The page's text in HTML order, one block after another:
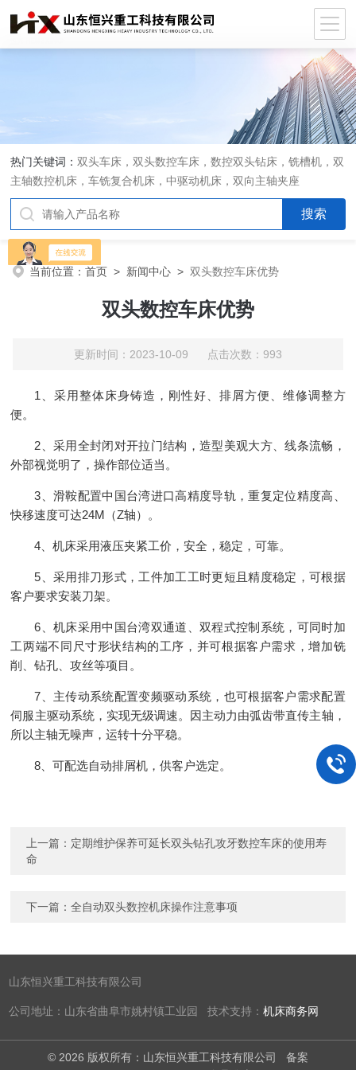
热门关键词：双头车床，双头数控车床，数控双头钻床，铣槽机，双
主轴数控机床，车铣复合机床，中驱动机床，双向主轴夹座
当前位置：首页 > 新闻中心 >双头数控车床优势
双头数控车床优势
更新时间：2023-10-09 点击次数：993
1、采用整体床身铸造，刚性好、排屑方便、维修调整方
便。
2、采用全封闭对开拉门结构，造型美观大方、线条流畅，
外部视觉明了，操作部位适当。
3、滑鞍配置中国台湾进口高精度导轨，重复定位精度高、
快移速度可达24M（Z轴）。
4、机床采用液压夹紧工价，安全，稳定，可靠。
5、采用排刀形式，工件加工工时更短且精度稳定，可根据
客户要求安装刀架。
6、机床采用中国台湾双通道、双程式控制系统，可同时加
工两端不同尺寸形状结构的工序，并可根据客户需求，增加铣
削、钻孔、攻丝等项目。
7、主传动系统配置变频驱动系统，也可根据客户需求配置
伺服主驱动系统，实现无级调速。因主动力由弧齿带直传主轴，
所以主轴无噪声，运转十分平稳。
8、可配选自动排屑机，供客户选定。
上一篇： 定期维护保养可延长双头钻孔攻牙数控车床的使用寿
命
下一篇：全自动双头数控机床操作注意事项
山东恒兴重工科技有限公司
公司地址：山东省曲阜市姚村镇工业园 技术支持：机床商务网
© 2026 版权所有：山东恒兴重工科技有限公司 备案